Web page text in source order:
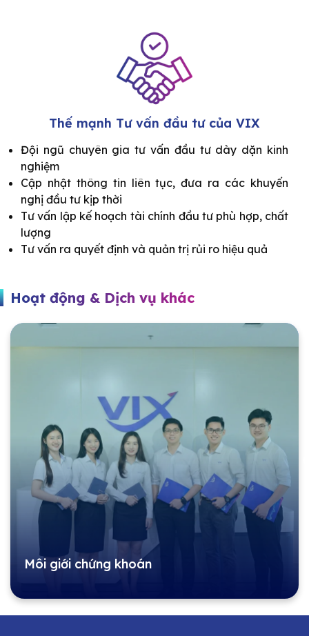
Thế mạnh Tư vấn đầu tư của VIX
Đội ngũ chuyên gia tư vấn đầu tư dày dặn kinh
nghiệm
Cập nhật thông tin liên tục, đưa ra các khuyến
nghị đầu tư kịp thời
Tư vấn lập kế hoạch tài chính đầu tư phù hợp, chất
lượng
Tư vấn ra quyết định và quản trị rủi ro hiệu quả
Hoạt động & Dịch vụ khác
Môi giới chứng khoán